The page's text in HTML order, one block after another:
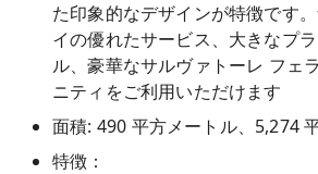
た印象的なデザインが特徴です
イの優れたサービス、大きなプ
ル、豪華なサルヴァトーレ フェ
ニティをご利用いただけます
面積: 490 平方メートル、5,274
特徴：